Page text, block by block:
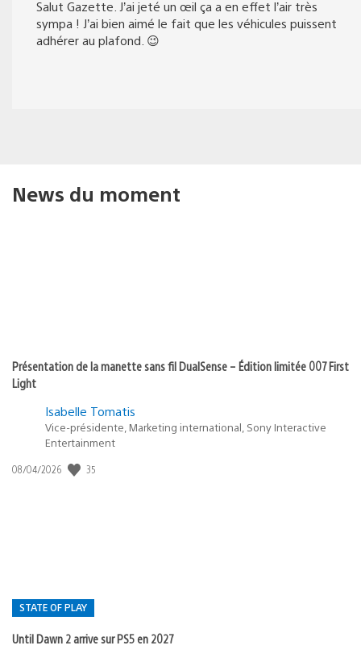
Salut Gazette. J’ai jeté un œil ça a en effet l’air très
sympa ! J’ai bien aimé le fait que les véhicules puissent
adhérer au plafond. 😉
News du moment
Présentation de la manette sans fil DualSense – Édition limitée 007 First
Light
Isabelle Tomatis
Vice-présidente, Marketing international, Sony Interactive
Entertainment
Date
08/04/2026 35
STATE OF PLAY
Until Dawn 2 arrive sur PS5 en 2027